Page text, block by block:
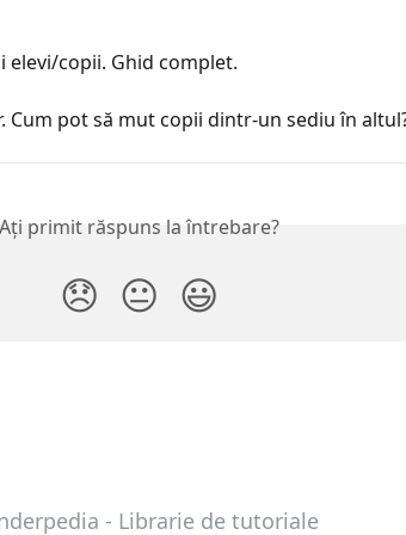
elevi/copii. Ghid complet.
Cum pot să mut copii dintr-un sediu în
Ați primit răspuns la întrebare?
😞 😐 😃